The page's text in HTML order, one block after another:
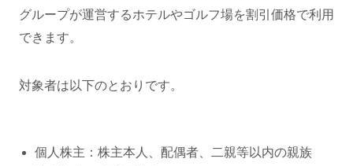
グループが運営するホテルやゴルフ場を割引価格で利用
できます。
対象者は以下のとおりです。
個人株主：株主本人、配偶者、二親等以内の親族